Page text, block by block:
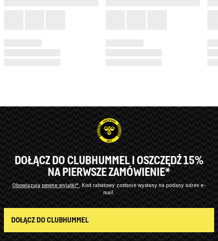
DOŁĄCZ DO CLUBHUMMEL I OSZCZĘDŹ 15%
NA PIERWSZE ZAMÓWIENIE*
Obowiązują pewne wyjątki* Kod rabatowy zostanie wysłany na podany adres e-
mail.
DOŁĄCZ DO CLUBHUMMEL